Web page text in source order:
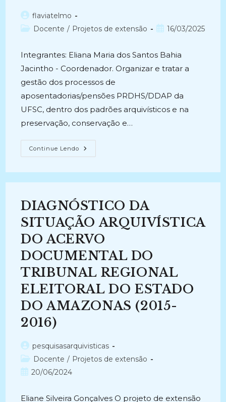
Autor
do
flaviatelmo
Categoria
Docente / Projetos de extensão
Post16/03/2025
Integrantes: Eliana Maria dos Santos Bahia
Jacintho - Coordenador. Organizar e tratar a
gestão dos processos de
aposentadorias/pensões PRDHS/DDAP da
UFSC, dentro dos padrões arquivísticos e na
preservação, conservação e…
Continue Lendo ATUALIZAÇÃO
DOS
/PENSÕES
DA
PRÓ-
REITORIA
DE
DESENVOLVIMENTO
E
PRDHS
DA
UFSC
(2006-
2006)
DIAGNÓSTICO DA
SITUAÇÃO ARQUIVÍSTICA
DO ACERVO
DOCUMENTAL DO
TRIBUNAL REGIONAL
ELEITORAL DO ESTADO
DO AMAZONAS (2015-
2016)
Autor
do
post:
pesquisasarquivisticas
Categoria
do
Docente / Projetos de extensão
Post20/06/2024
Eliane Silveira Gonçalves O projeto de extensão